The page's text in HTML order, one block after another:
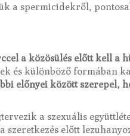
a spermicidekről,
a közösülés előtt kell a
és különböző formában
előnyei között szerepel,
a szexuális
előtt